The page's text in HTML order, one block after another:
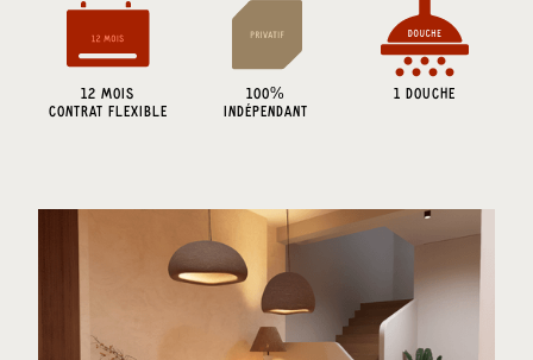
12 MOIS
CONTRAT FLEXIBLE
100%
INDÉPENDANT
1 DOUCHE